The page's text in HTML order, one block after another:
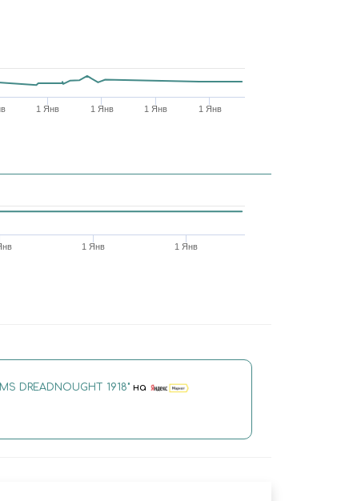
1 Янв 1 Янв 1 Янв 1 Янв
1 Янв 1 Янв
DREADNOUGHT 1918" на